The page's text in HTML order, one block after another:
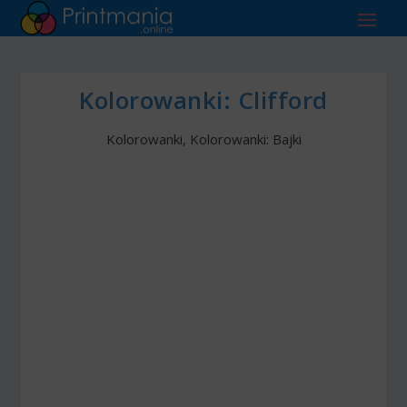
Kolorowanki: Clifford
Kolorowanki, Kolorowanki: Bajki